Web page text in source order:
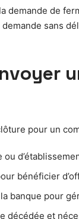
demande de
sans
pour un
bénéficier
banque pour
décédée et